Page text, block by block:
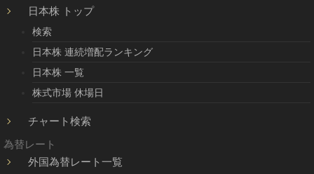
日本株 トップ
検索
日本株 連続増配ランキング
日本株 一覧
株式市場 休場日
チャート検索
為替レート
外国為替レート一覧